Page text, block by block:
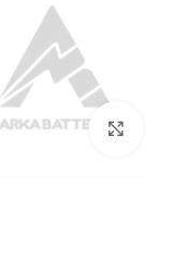
بزرگنمایی تصویر